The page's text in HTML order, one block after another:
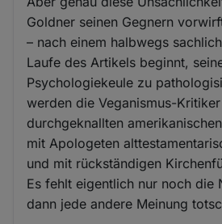
Goldner seinen Gegnern
– nach einem halbwegs
Laufe des Artikels beginnt,
Psychologiekeule zu
werden die Veganismus-
durchgeknallten
mit Apologeten
und mit rückständigen
Es fehlt eigentlich nur noch die
dann jede andere Meinung